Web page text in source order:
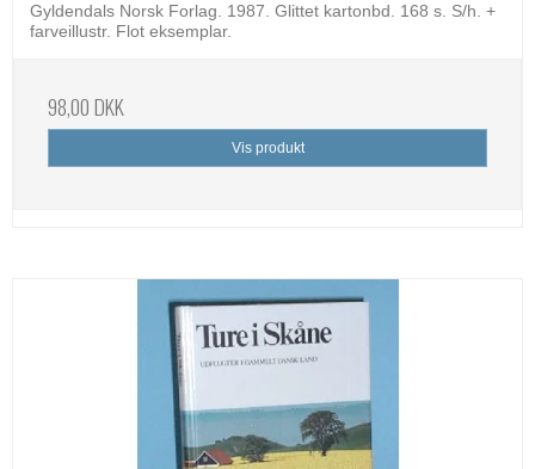
Gyldendals Norsk Forlag. 1987. Glittet kartonbd. 168 s. S/h. +
farveillustr. Flot eksemplar.
98,00 DKK
Vis produkt